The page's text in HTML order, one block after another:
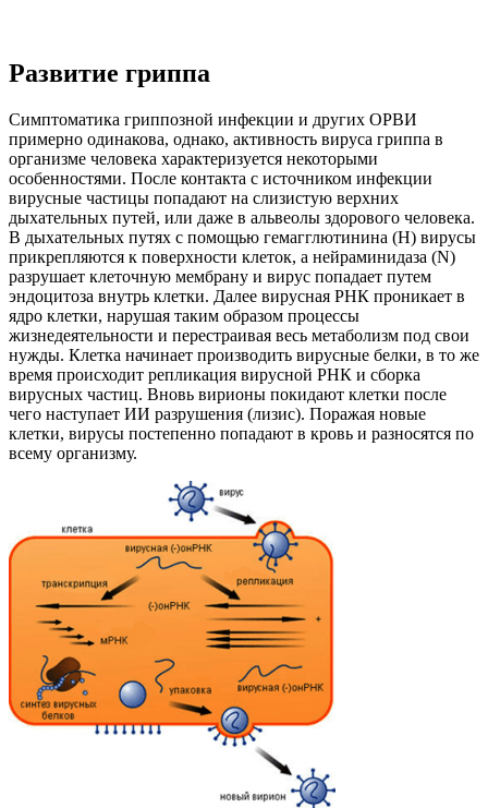
Развитие гриппа
Симптоматика гриппозной инфекции и других ОРВИ
примерно одинакова, однако, активность вируса гриппа в
организме человека характеризуется некоторыми
особенностями. После контакта с источником инфекции
вирусные частицы попадают на слизистую верхних
дыхательных путей, или даже в альвеолы ​​здорового человека.
В дыхательных путях с помощью гемагглютинина (H) вирусы
прикрепляются к поверхности клеток, а нейраминидаза (N)
разрушает клеточную мембрану и вирус попадает путем
эндоцитоза внутрь клетки. Далее вирусная РНК проникает в
ядро ​​клетки, нарушая таким образом процессы
жизнедеятельности и перестраивая весь метаболизм под свои
нужды. Клетка начинает производить вирусные белки, в то же
время происходит репликация вирусной РНК и сборка
вирусных частиц. Вновь вирионы покидают клетки после
чего наступает ИИ разрушения (лизис). Поражая новые
клетки, вирусы постепенно попадают в кровь и разносятся по
всему организму.